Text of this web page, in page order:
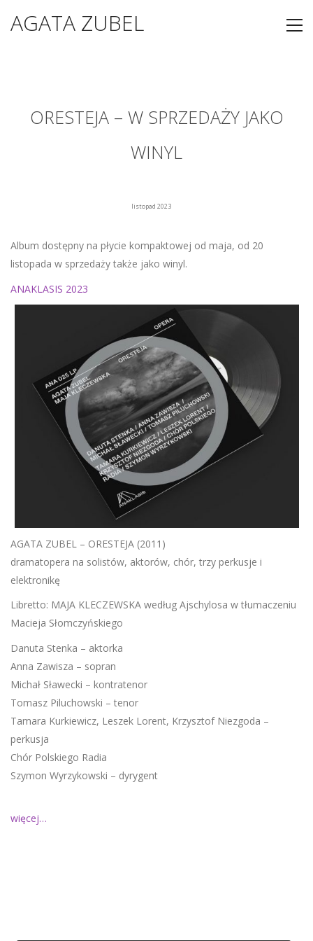
AGATA ZUBEL
ORESTEJA – W SPRZEDAŻY JAKO
WINYL
listopad 2023
Album dostępny na płycie kompaktowej od maja, od 20
listopada w sprzedaży także jako winyl.
ANAKLASIS 2023
AGATA ZUBEL – ORESTEJA (2011)
dramatopera na solistów, aktorów, chór, trzy perkusje i
elektronikę
Libretto: MAJA KLECZEWSKA według Ajschylosa w tłumaczeniu
Macieja Słomczyńskiego
Danuta Stenka – aktorka
Anna Zawisza – sopran
Michał Sławecki – kontratenor
Tomasz Piluchowski – tenor
Tamara Kurkiewicz, Leszek Lorent, Krzysztof Niezgoda –
perkusja
Chór Polskiego Radia
Szymon Wyrzykowski – dyrygent
więcej…